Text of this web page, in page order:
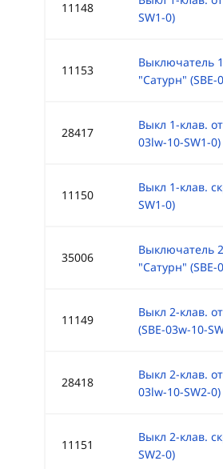
11148
SW1-0)
11153
Выключатель
"Сатурн" (SBE-
28417
Выкл 1-клав.
03lw-10-SW1-0)
11150
Выкл 1-клав.
SW1-0)
35006
Выключатель
"Сатурн" (SBE-
11149
Выкл 2-клав.
(SBE-03w-10-
28418
Выкл 2-клав.
03lw-10-SW2-0)
11151
Выкл 2-клав.
SW2-0)